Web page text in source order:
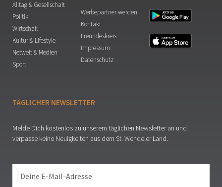
Alltag & Gesellschaft
Politik
Wirtschaft
Kultur & Lifestyle
Netwelt & Medien
Sport
Werbepartner werden
Kontakt
Freundeskreis
Impressum
Datenschutz
TÄGLICHER NEWSLETTER
Melde Dich kostenlos zu unserem täglichen Newsletter an und
verpasse keine Neuigkeiten aus dem St. Wendeler Land.